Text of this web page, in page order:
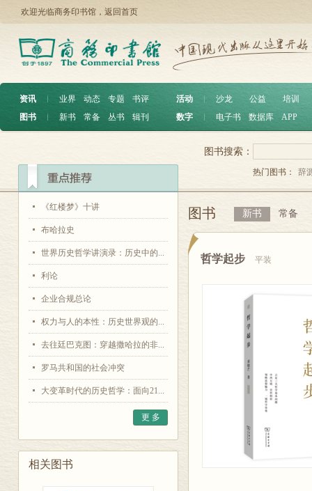
欢迎光临商务印书馆， 返回首页
资讯 ︱ 业界 动态 专题
书评
图书
︱ 新书 常备 丛书 辑刊
活动 沙龙 公益
培训
数字
电子书 数据库 APP
《红楼梦》十讲
布哈拉史
世界历史哲学讲演录：历史中的...
利论
企业合规总论
权力与人的本性：历史世界观的...
去往廷巴克图：穿越撒哈拉的非...
罗马共和国的社会冲突
大变革时代的历史哲学：面向21...
更 多
相关图书
图书搜索：
热门图书： 辞
图书 新书 常备
哲学起步 平装